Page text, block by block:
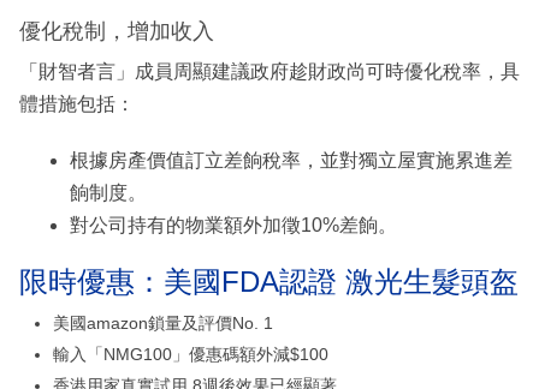
優化稅制，增加收入
「財智者言」成員周顯建議政府趁財政尚可時優化稅率，具
體措施包括：
根據房產價值訂立差餉稅率，並對獨立屋實施累進差
餉制度。
對公司持有的物業額外加徵10%差餉。
限時優惠：美國FDA認證 激光生髮頭盔
美國amazon鎖量及評價No. 1
輸入「NMG100」優惠碼額外減$100